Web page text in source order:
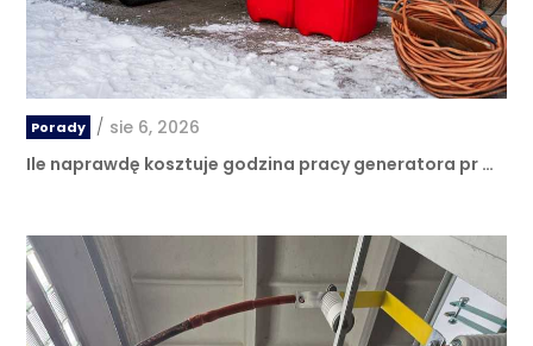
Porady / sie 6, 2026
Ile naprawdę kosztuje godzina pracy generatora pr …